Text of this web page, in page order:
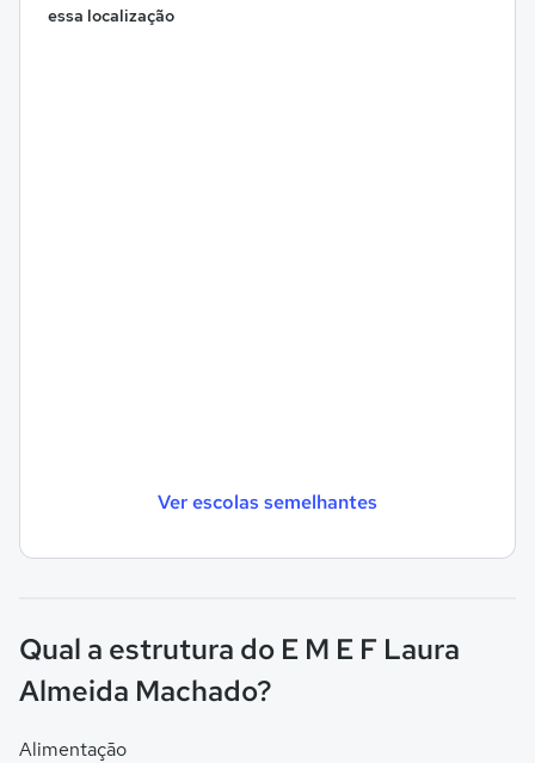
essa localização
Ver escolas semelhantes
Qual a estrutura do E M E F Laura
Almeida Machado?
Alimentação